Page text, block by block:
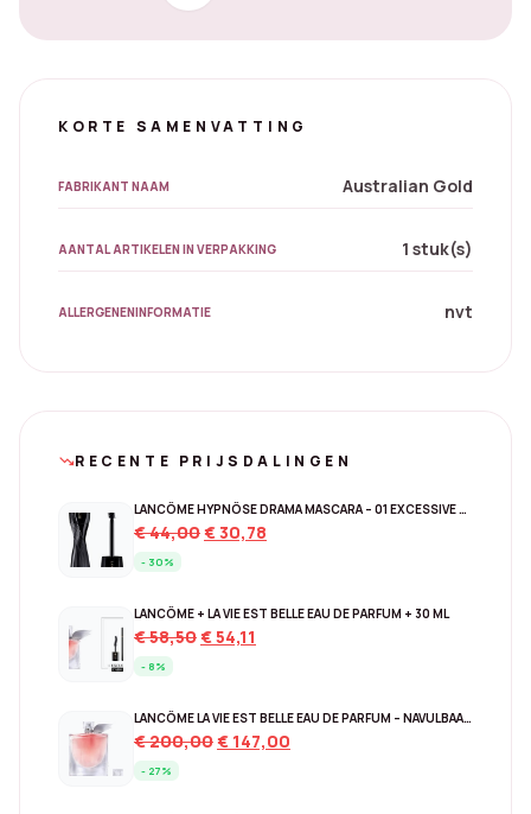
KORTE SAMENVATTING
FABRIKANT NAAM Australian Gold
AANTAL ARTIKELEN IN VERPAKKING 1 stuk(s)
ALLERGENENINFORMATIE nvt
trending_downRECENTE PRIJSDALINGEN
LANCÔME HYPNÔSE DRAMA MASCARA – 01 EXCESSIVE BLACK
€44,00Original
€30,78
- 30%
LANCÔME + LA VIE EST BELLE EAU DE PARFUM + 30 ML
€58,50Original
€54,11
- 8%
LANCÔME LA VIE EST BELLE EAU DE PARFUM – NAVULBAAR 150 ML
€200,00Original
€ 147,00
- 27%